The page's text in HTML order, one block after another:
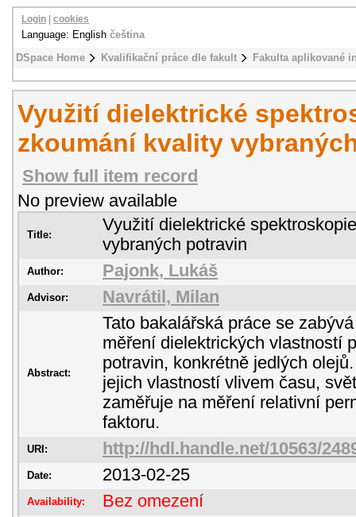
DSpace Home Kvalifikační práce dle fakult Fakulta aplikované
Login cookies
Language: English čeština
Využití dielektrické
zkoumání kvality
Show full item record
No preview available
Title:
Využití dielektrické
vybraných potravin
Author: Pajonk, Lukáš
Advisor: Navrátil, Milan
Abstract:
Tato bakalářská práce se
měření dielektrických vlastností
potravin, konkrétně jedlých
jejich vlastností vlivem času,
zaměřuje na měření relativní
faktoru.
URI: http://hdl.handle.net/10563/
Date: 2013-02-25
Availability: Bez omezení